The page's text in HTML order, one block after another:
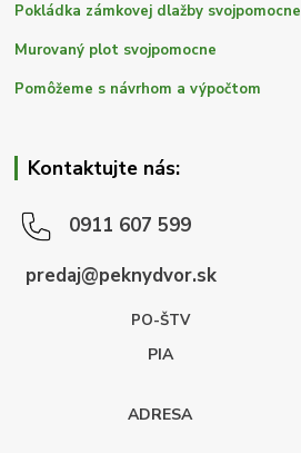
Pokládka zámkovej dlažby svojpomocne
Murovaný plot svojpomocne
Pomôžeme s návrhom a výpočtom
Kontaktujte nás:
0911 607 599
predaj@peknydvor.sk
PO-ŠTV
PIA
ADRESA